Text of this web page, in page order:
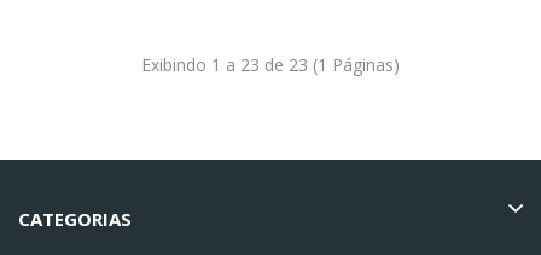
Exibindo 1 a 23 de 23 (1 Páginas)
CATEGORIAS